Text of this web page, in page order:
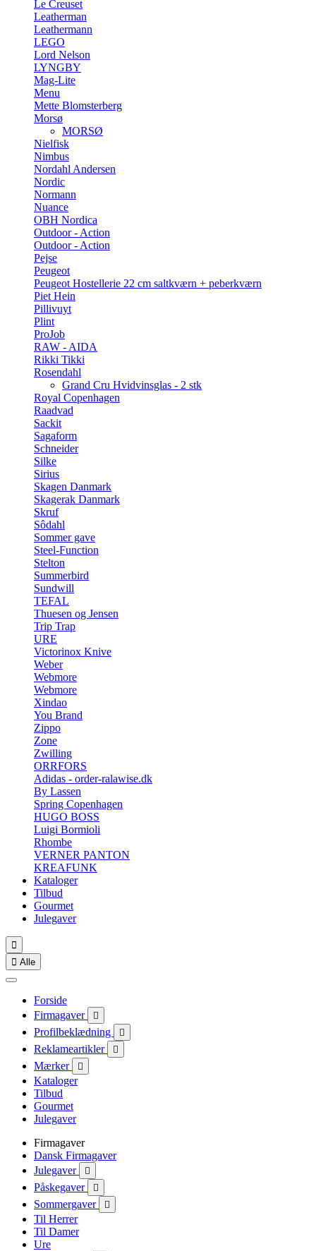
Le Creuset
Leatherman
Leathermann
LEGO
Lord Nelson
LYNGBY
Mag-Lite
Menu
Mette Blomsterberg
Morsø
MORSØ
Nielfisk
Nimbus
Nordahl Andersen
Nordic
Normann
Nuance
OBH Nordica
Outdoor - Action
Outdoor - Action
Pejse
Peugeot
Peugeot Hostellerie 22 cm saltkværn + peberkværn
Piet Hein
Pillivuyt
Plint
ProJob
RAW - AIDA
Rikki Tikki
Rosendahl
Grand Cru Hvidvinsglas - 2 stk
Royal Copenhagen
Raadvad
Sackit
Sagaform
Schneider
Silke
Sirius
Skagen Danmark
Skagerak Danmark
Skruf
Sôdahl
Sommer gave
Steel-Function
Stelton
Summerbird
Sundwill
TEFAL
Thuesen og Jensen
Trip Trap
URE
Victorinox Knive
Weber
Webmore
Webmore
Xindao
You Brand
Zippo
Zone
Zwilling
ORRFORS
Adidas - order-ralawise.dk
By Lassen
Spring Copenhagen
HUGO BOSS
Luigi Bormioli
Rhombe
VERNER PANTON
KREAFUNK
Kataloger
Tilbud
Gourmet
Julegaver

 Alle
Forside
Firmagaver

Profilbeklædning 
Reklameartikler 
Mærker 
Kataloger
Tilbud
Gourmet
Julegaver
Firmagaver
Dansk Firmagaver
Julegaver

Påskegaver 
Sommergaver 
Til Herrer
Til Damer
Ure